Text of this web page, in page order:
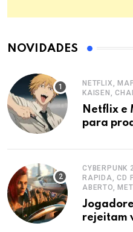
NOVIDADES
NETFLIX,
KAISEN,
Netflix e
para
CYBERPUNK
RAPIDA, CD
ABERTO,
rejeitam